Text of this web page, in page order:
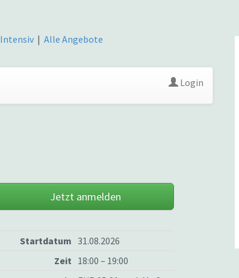
Intensiv |Alle Angebote
Login
Jetzt anmelden
Startdatum 31.08.2026
Zeit 18:00 – 19:00